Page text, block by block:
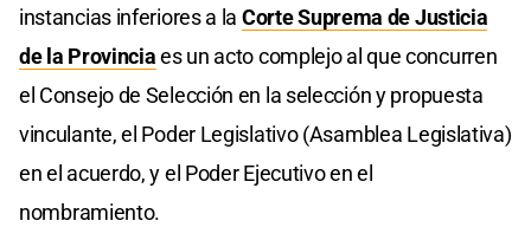
instancias inferiores a la Corte Suprema de Justicia
de la Provinciaes un acto complejo al que concurren
el Consejo de Selección en la selección y propuesta
vinculante, el Poder Legislativo (Asamblea Legislativa)
en el acuerdo, y el Poder Ejecutivo en el
nombramiento.